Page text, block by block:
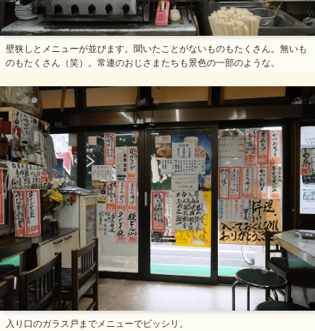
壁狭しとメニューが並びます。聞いたことがないものもたくさん。無いも
のもたくさん（笑）。常連のおじさまたちも景色の一部のような。
入り口のガラス戸までメニューでビッシリ。